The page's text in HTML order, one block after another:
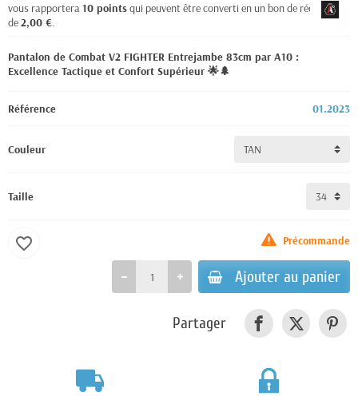
vous rapportera10 pointsqui peuvent être converti en un bon de réduction
de2,00 €.
Pantalon de Combat V2 FIGHTER Entrejambe 83cm par A10 :
Excellence Tactique et Confort Supérieur 🌟🌲
Référence 01.2023
Couleur
Taille
Précommande
Ajouter au panier
favorite_border
Partager